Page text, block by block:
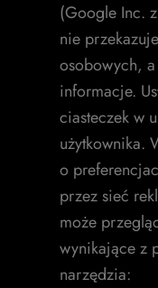
(Google Inc.
nie
osobowych,
informacje.
ciasteczek w
użytkownika.
o
przez sieć
może
wynikające z
narzędzia: